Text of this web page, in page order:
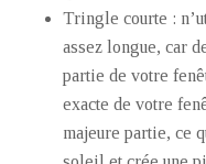
Tringle courte :
assez longue, car
partie de votre
exacte de votre
majeure partie, ce